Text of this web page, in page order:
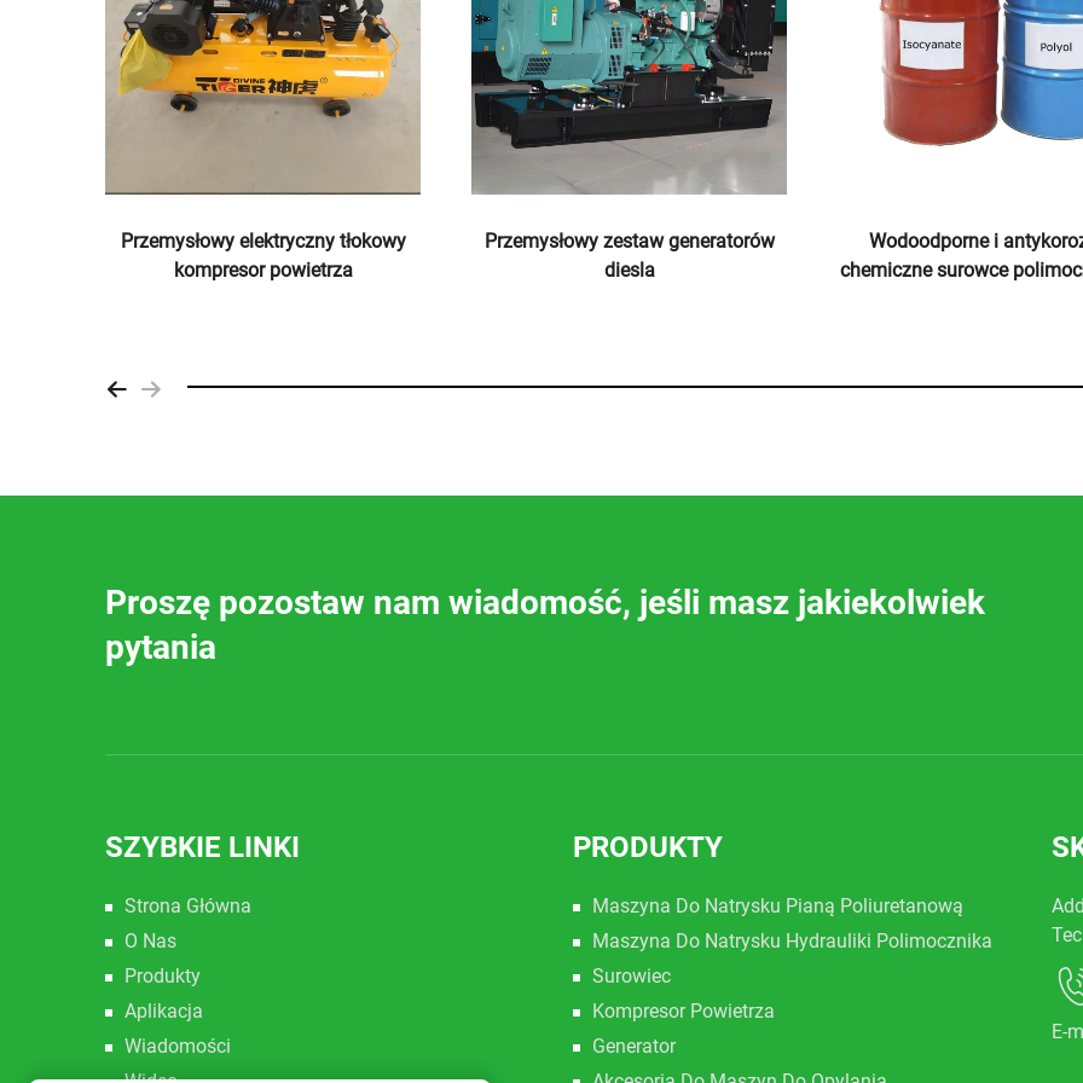
wysokociśnieniowa maszyna do
pianki poliuretanowej k3000 do
Maszyna do natrysku pianką
poliuretanową i polimoczną K7000 z
Przemysłowy elektryczny
kompresor
Proszę pozostaw nam wiadomość, jeśli masz jakiekolwiek
pytania
SZYBKIE LINKI
Strona Główna
O Nas
Produkty
Aplikacja
Wiadomości
PRODUKTY
Maszyna Do Natrysku Pianą Poliuretanową
Maszyna Do Natrysku Hydrauliki Polimocznika
Surowiec
Kompresor Powietrza
Generator
E-